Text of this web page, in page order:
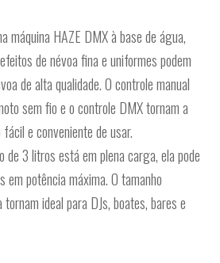
máquina HAZE DMX à base de água,
de névoa fina e uniformes podem
de alta qualidade. O controle manual
sem fio e o controle DMX tornam a
e conveniente de usar.
de 3 litros está em plena carga, ela pode
em potência máxima. O tamanho
ideal para DJs, boates, bares e